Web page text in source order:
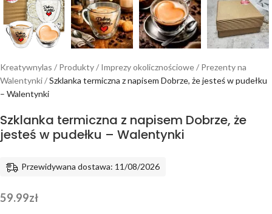
Kreatywnylas / Produkty/ Imprezy okolicznościowe/ Prezenty na
Walentynki/Szklanka termiczna z napisem Dobrze, że jesteś w pudełku
– Walentynki
Szklanka termiczna z napisem Dobrze, że
jesteś w pudełku – Walentynki
Przewidywana dostawa: 11/08/2026
59.99zł